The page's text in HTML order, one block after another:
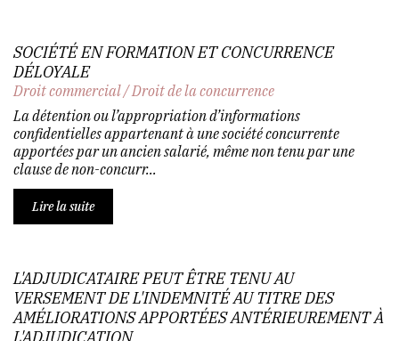
SOCIÉTÉ EN FORMATION ET CONCURRENCE
DÉLOYALE
Droit commercial/Droit de la concurrence
La détention ou l’appropriation d’informations
confidentielles appartenant à une société concurrente
apportées par un ancien salarié, même non tenu par une
clause de non-concurr...
Lire la suite
L'ADJUDICATAIRE PEUT ÊTRE TENU AU
VERSEMENT DE L'INDEMNITÉ AU TITRE DES
AMÉLIORATIONS APPORTÉES ANTÉRIEUREMENT À
L'ADJUDICATION